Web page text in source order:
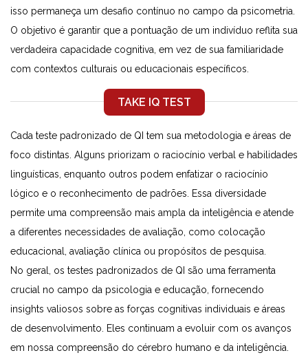
isso permaneça um desafio contínuo no campo da psicometria.
O objetivo é garantir que a pontuação de um indivíduo reflita sua
verdadeira capacidade cognitiva, em vez de sua familiaridade
com contextos culturais ou educacionais específicos.
TAKE IQ TEST
Cada teste padronizado de QI tem sua metodologia e áreas de
foco distintas. Alguns priorizam o raciocínio verbal e habilidades
linguísticas, enquanto outros podem enfatizar o raciocínio
lógico e o reconhecimento de padrões. Essa diversidade
permite uma compreensão mais ampla da inteligência e atende
a diferentes necessidades de avaliação, como colocação
educacional, avaliação clínica ou propósitos de pesquisa.
No geral, os testes padronizados de QI são uma ferramenta
crucial no campo da psicologia e educação, fornecendo
insights valiosos sobre as forças cognitivas individuais e áreas
de desenvolvimento. Eles continuam a evoluir com os avanços
em nossa compreensão do cérebro humano e da inteligência.